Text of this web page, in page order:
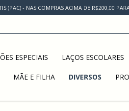
(PAC) - NAS COMPRAS ACIMA DE R$200,00
ESPECIAIS LAÇOS ESCOLARES
MÃE E FILHA DIVERSOS